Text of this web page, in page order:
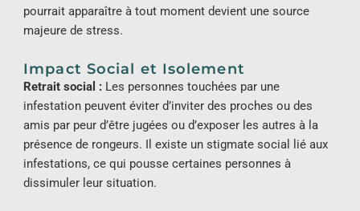
pourrait apparaître à tout moment devient une source
majeure de stress.
Impact Social et Isolement
Retrait social : Les personnes touchées par une
infestation peuvent éviter d’inviter des proches ou des
amis par peur d’être jugées ou d’exposer les autres à la
présence de rongeurs. Il existe un stigmate social lié aux
infestations, ce qui pousse certaines personnes à
dissimuler leur situation.